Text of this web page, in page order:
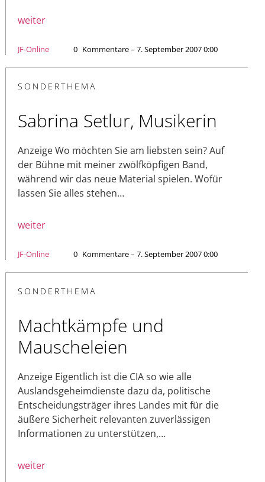
weiter
JF-Online 0 Kommentare – 7. September 2007 0:00
SONDERTHEMA
Sabrina Setlur, Musikerin
Anzeige Wo möchten Sie am liebsten sein? Auf
der Bühne mit meiner zwölfköpfigen Band,
während wir das neue Material spielen. Wofür
lassen Sie alles stehen…
weiter
JF-Online 0 Kommentare – 7. September 2007 0:00
SONDERTHEMA
Machtkämpfe und
Mauscheleien
Anzeige Eigentlich ist die CIA so wie alle
Auslandsgeheimdienste dazu da, politische
Entscheidungsträger ihres Landes mit für die
äußere Sicherheit relevanten zuverlässigen
Informationen zu unterstützen,…
weiter